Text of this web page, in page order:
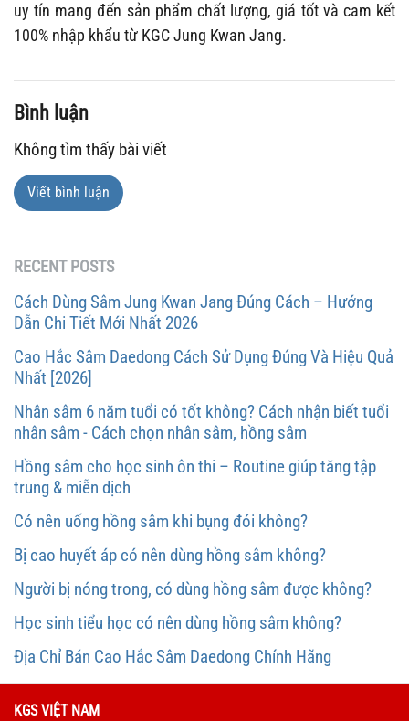
uy tín mang đến sản phẩm chất lượng, giá tốt và cam kết
100% nhập khẩu từ KGC Jung Kwan Jang.
Bình luận
Không tìm thấy bài viết
Viết bình luận
RECENT POSTS
Cách Dùng Sâm Jung Kwan Jang Đúng Cách – Hướng
Dẫn Chi Tiết Mới Nhất 2026
Cao Hắc Sâm Daedong Cách Sử Dụng Đúng Và Hiệu Quả
Nhất [2026]
Nhân sâm 6 năm tuổi có tốt không? Cách nhận biết tuổi
nhân sâm - Cách chọn nhân sâm, hồng sâm
Hồng sâm cho học sinh ôn thi – Routine giúp tăng tập
trung & miễn dịch
Có nên uống hồng sâm khi bụng đói không?
Bị cao huyết áp có nên dùng hồng sâm không?
Người bị nóng trong, có dùng hồng sâm được không?
Học sinh tiểu học có nên dùng hồng sâm không?
Địa Chỉ Bán Cao Hắc Sâm Daedong Chính Hãng
KGS VIỆT NAM